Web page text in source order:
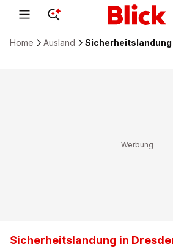
Home Ausland
Sicherheitslandung in